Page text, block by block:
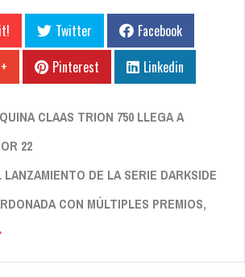
Twitter
Facebook
Pinterest Linkedin
CLAAS TRION 750 LLEGA A
22
DE LA SERIE DARKSIDE
CON MÚLTIPLES PREMIOS,